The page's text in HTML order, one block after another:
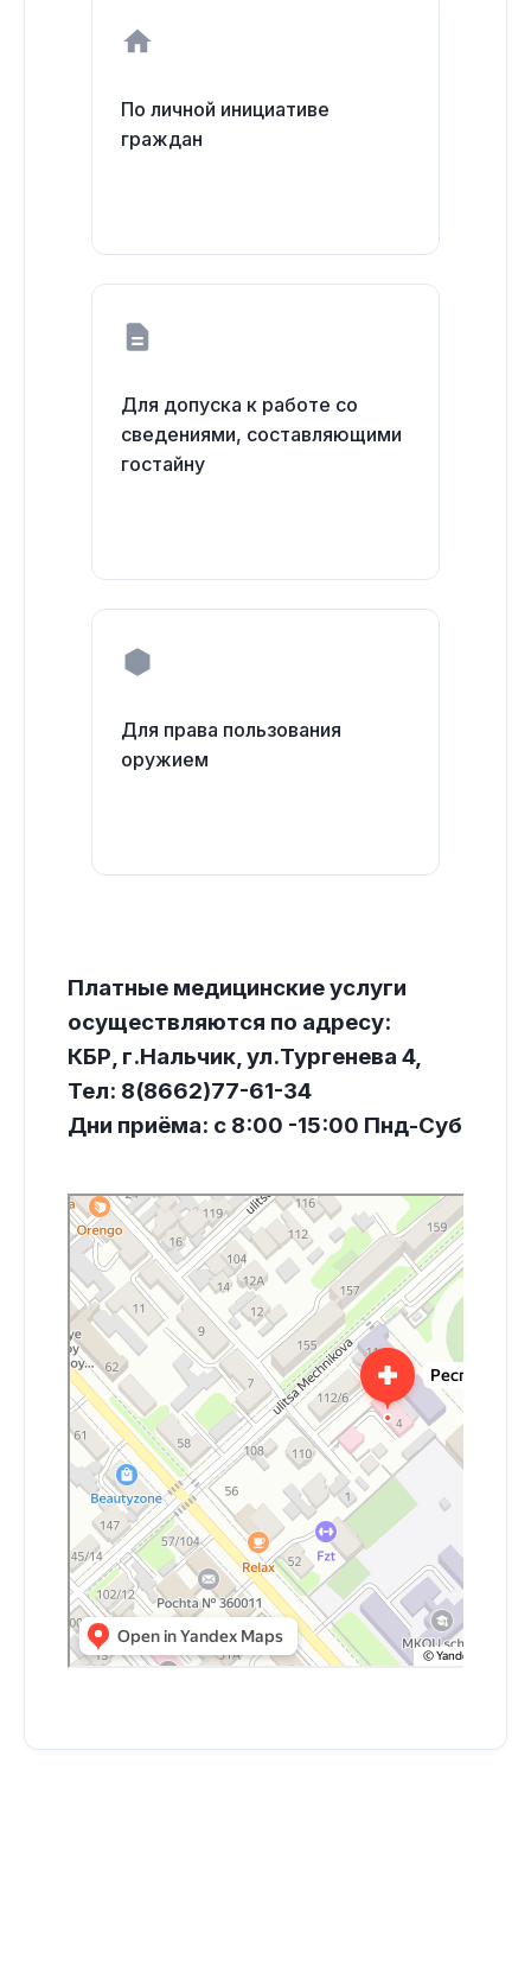
По личной инициативе
граждан
Для допуска к работе со
сведениями, составляющими
гостайну
Для права пользования
оружием
Платные медицинские услуги
осуществляются по адресу:
КБР, г.Нальчик, ул.Тургенева 4,
Тел: 8(8662)77-61-34
Дни приёма: с 8:00 -15:00 Пнд-Суб
Республиканский клинический центр психиатрии и
наркологии
Медицинская лаборатория в Нальчике
Медицинская комиссия в Нальчике